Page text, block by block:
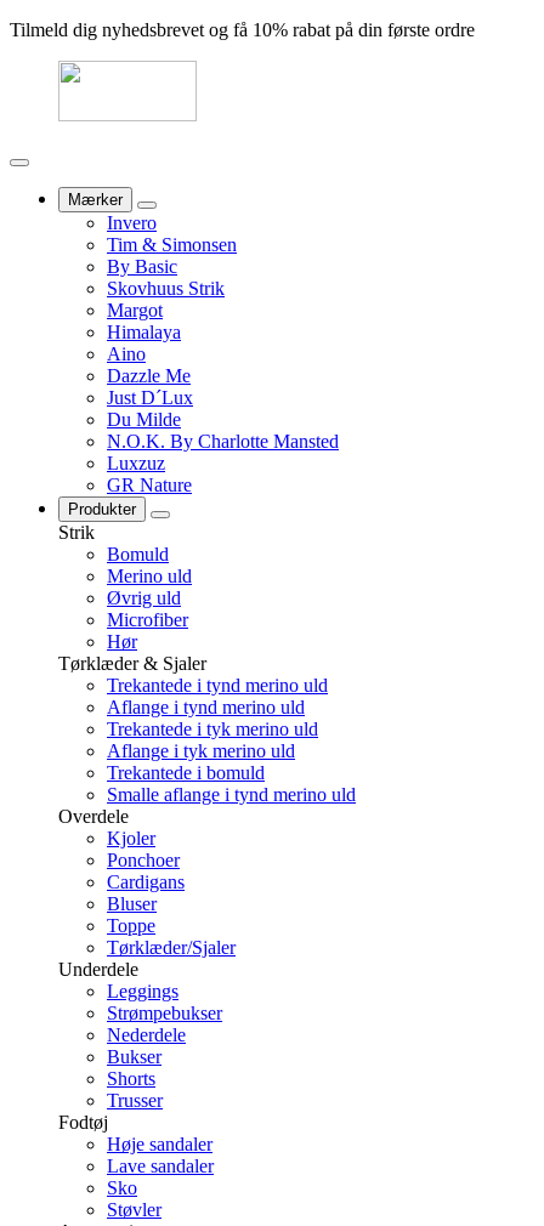
Tilmeld dig nyhedsbrevet og få 10% rabat på din første ordre
Mærker
Invero
Tim & Simonsen
By Basic
Skovhuus Strik
Margot
Himalaya
Aino
Dazzle Me
Just D´Lux
Du Milde
N.O.K. By Charlotte Mansted
Luxzuz
GR Nature
Produkter
Strik
Bomuld
Merino uld
Øvrig uld
Microfiber
Hør
Tørklæder & Sjaler
Trekantede i tynd merino uld
Aflange i tynd merino uld
Trekantede i tyk merino uld
Aflange i tyk merino uld
Trekantede i bomuld
Smalle aflange i tynd merino uld
Overdele
Kjoler
Ponchoer
Cardigans
Bluser
Toppe
Tørklæder/Sjaler
Underdele
Leggings
Strømpebukser
Nederdele
Bukser
Shorts
Trusser
Fodtøj
Høje sandaler
Lave sandaler
Sko
Støvler